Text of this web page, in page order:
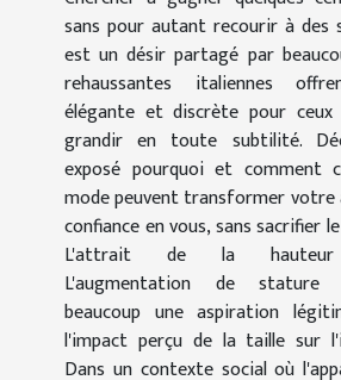
sans pour autant recourir à des
est un désir partagé par
rehaussantes italiennes
élégante et discrète pour
grandir en toute subtilité.
exposé pourquoi et comment
mode peuvent transformer
confiance en vous, sans sacrifier
L'attrait de la hauteur
L'augmentation de stature
beaucoup une aspiration
l'impact perçu de la taille sur
Dans un contexte social où